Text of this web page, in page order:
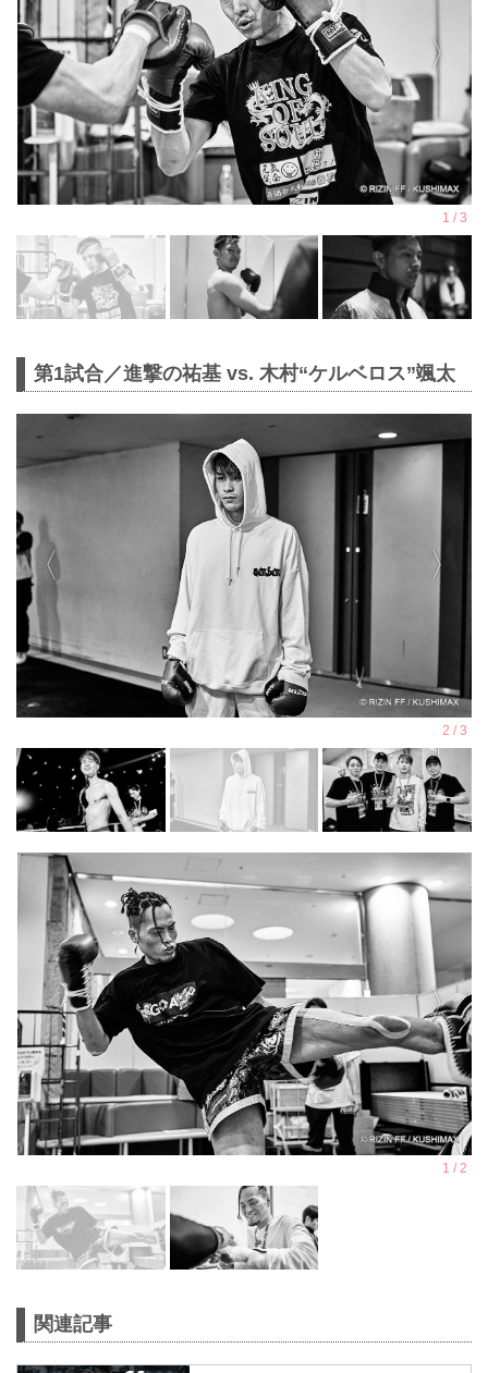
第1試合／進撃の祐基 vs. 木村“ケルベロス”颯太
関連記事